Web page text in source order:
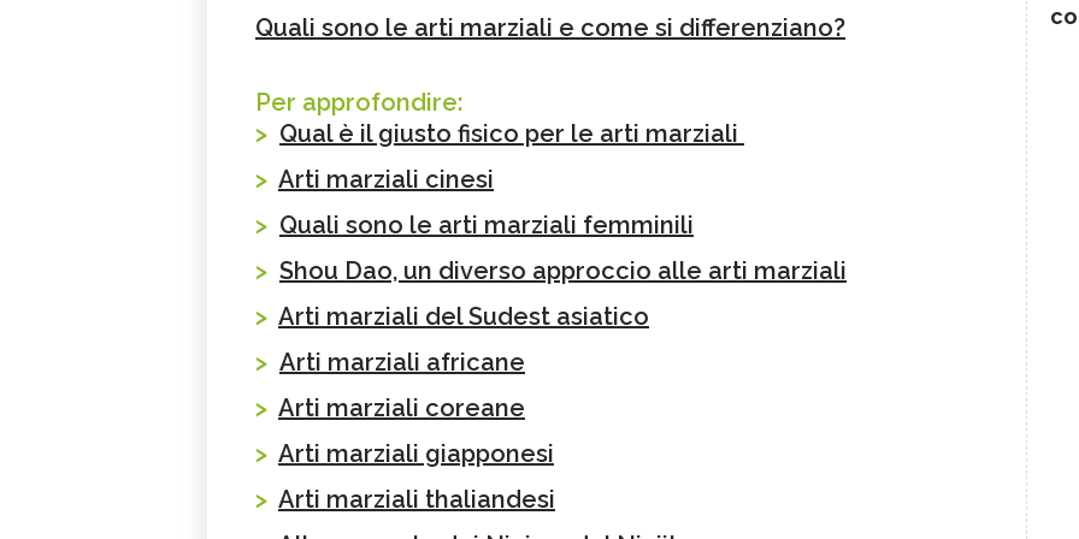
Quali sono le arti marziali e come si differenziano?
Per approfondire:
> Qual è il giusto fisico per le arti marziali
> Arti marziali cinesi
> Quali sono le arti marziali femminili
> Shou Dao, un diverso approccio alle arti marziali
> Arti marziali del Sudest asiatico
> Arti marziali africane
> Arti marziali coreane
> Arti marziali giapponesi
> Arti marziali thaliandesi